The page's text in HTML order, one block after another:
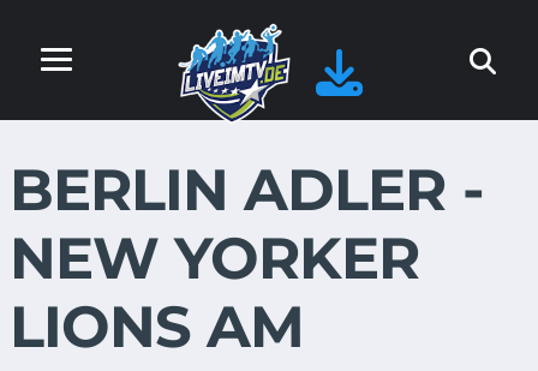
BERLIN ADLER -
NEW YORKER
LIONS AM